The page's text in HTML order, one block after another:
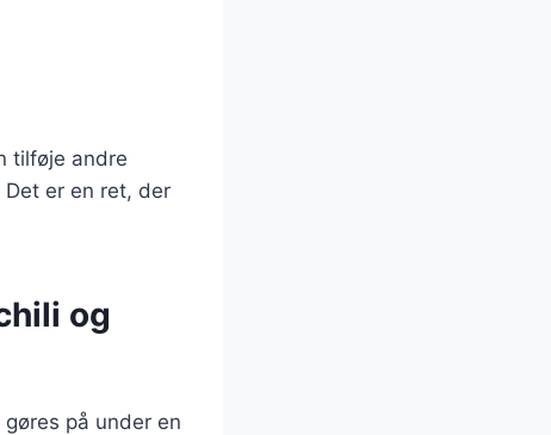
tilføje andre
er en ret, der
og
på under en